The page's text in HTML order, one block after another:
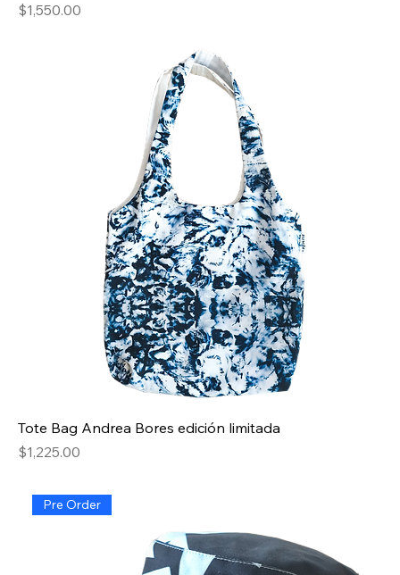
Precio
$1,550.00
Tote Bag Andrea Bores edición limitada
Precio
$1,225.00
Pre Order